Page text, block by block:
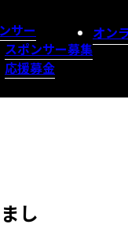
サー
スポンサー募集
応援募金
オン
し